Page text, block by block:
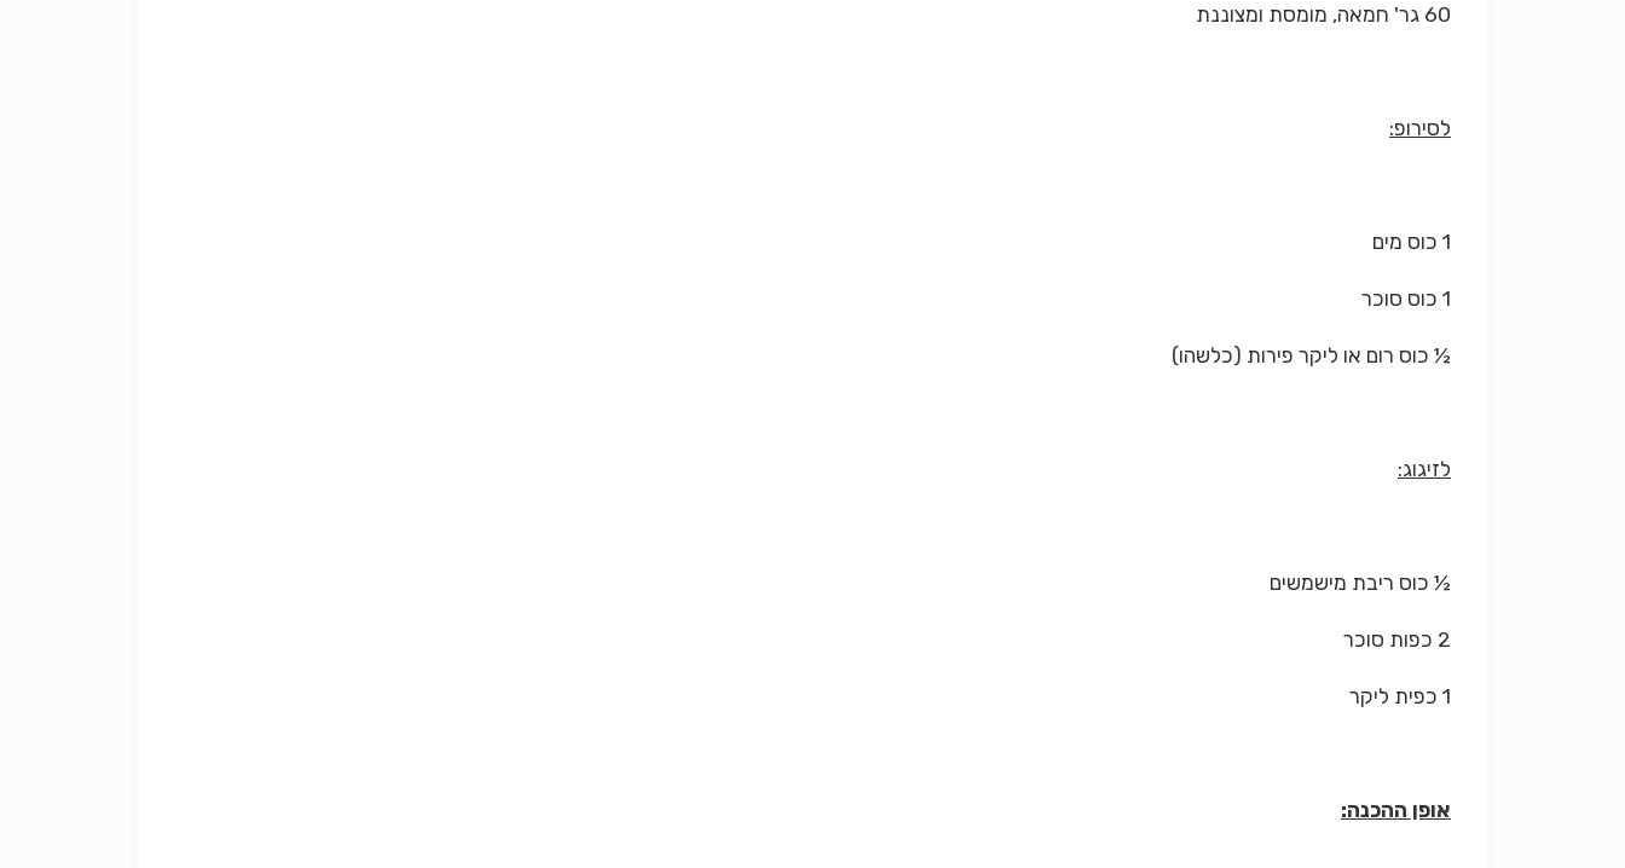
60 גר' חמאה, מומסת ומצוננת
לסירופ:
1 כוס מים
1 כוס סוכר
½ כוס רום או ליקר פירות (כלשהו)
לזיגוג:
½ כוס ריבת מישמשים
2 כפות סוכר
1 כפית ליקר
אופן ההכנה: